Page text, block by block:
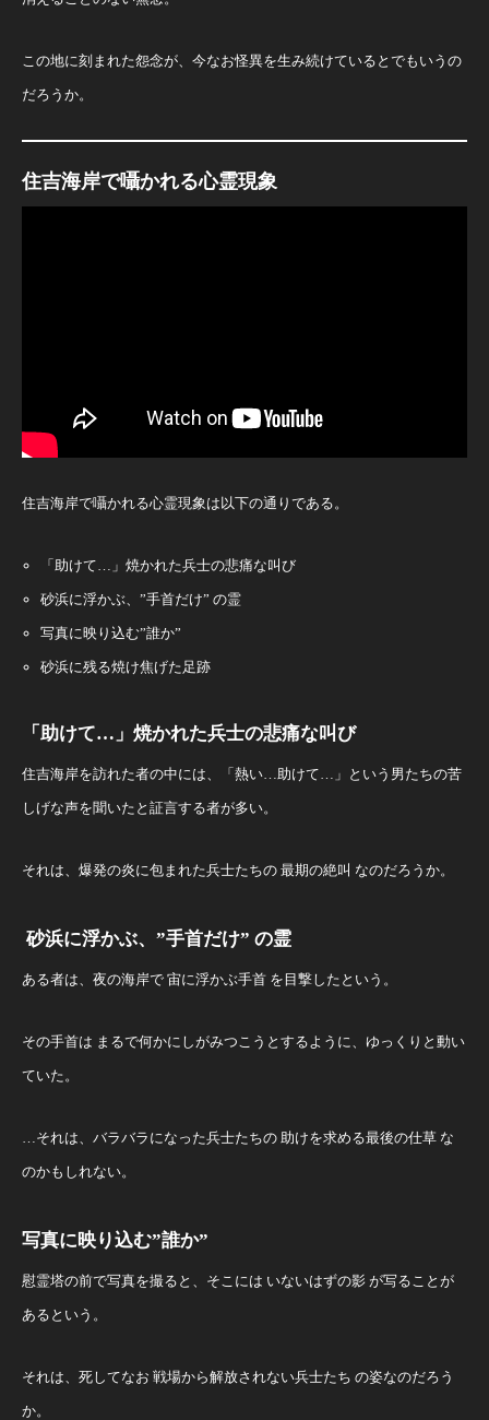
この地に刻まれた怨念が、今なお怪異を生み続けているとでもいうの
だろうか。
住吉海岸で囁かれる心霊現象
住吉海岸で囁かれる心霊現象は以下の通りである。
「助けて…」焼かれた兵士の悲痛な叫び
砂浜に浮かぶ、”手首だけ” の霊
写真に映り込む”誰か”
砂浜に残る焼け焦げた足跡
「助けて…」焼かれた兵士の悲痛な叫び
住吉海岸を訪れた者の中には、「熱い…助けて…」という男たちの苦
しげな声を聞いたと証言する者が多い。
それは、爆発の炎に包まれた兵士たちの 最期の絶叫 なのだろうか。
砂浜に浮かぶ、”手首だけ” の霊
ある者は、夜の海岸で 宙に浮かぶ手首 を目撃したという。
その手首は まるで何かにしがみつこうとするように、ゆっくりと動い
ていた。
…それは、バラバラになった兵士たちの 助けを求める最後の仕草 な
のかもしれない。
写真に映り込む”誰か”
慰霊塔の前で写真を撮ると、そこには いないはずの影 が写ることが
あるという。
それは、死してなお 戦場から解放されない兵士たち の姿なのだろう
か。